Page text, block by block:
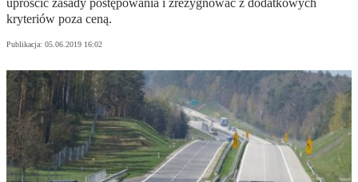
uprościć zasady postępowania i zrezygnować z dodatkowych
kryteriów poza ceną.
Publikacja: 05.06.2019 16:02